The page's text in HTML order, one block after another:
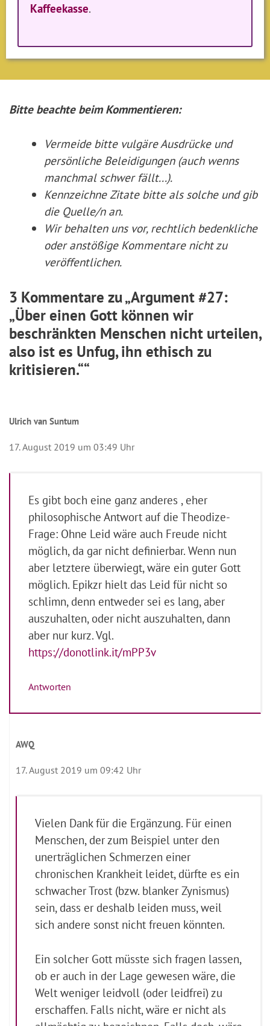
Kaffeekasse.
Bitte beachte beim Kommentieren:
Vermeide bitte vulgäre Ausdrücke und
persönliche Beleidigungen (auch wenns
manchmal schwer fällt...).
Kennzeichne Zitate bitte als solche und gib
die Quelle/n an.
Wir behalten uns vor, rechtlich bedenkliche
oder anstößige Kommentare nicht zu
veröffentlichen.
3 Kommentare zu „Argument #27:
„Über einen Gott können wir
beschränkten Menschen nicht urteilen,
also ist es Unfug, ihn ethisch zu
kritisieren.““
Ulrich van Suntum
17. August 2019 um 03:49 Uhr
Es gibt boch eine ganz anderes , eher
philosophische Antwort auf die Theodize-
Frage: Ohne Leid wäre auch Freude nicht
möglich, da gar nicht definierbar. Wenn nun
aber letztere überwiegt, wäre ein guter Gott
möglich. Epikzr hielt das Leid für nicht so
schlimn, denn entweder sei es lang, aber
auszuhalten, oder nicht auszuhalten, dann
aber nur kurz. Vgl.
https://donotlink.it/mPP3v
Antworten
AWQ
17. August 2019 um 09:42 Uhr
Vielen Dank für die Ergänzung. Für einen
Menschen, der zum Beispiel unter den
unerträglichen Schmerzen einer
chronischen Krankheit leidet, dürfte es ein
schwacher Trost (bzw. blanker Zynismus)
sein, dass er deshalb leiden muss, weil
sich andere sonst nicht freuen könnten.
Ein solcher Gott müsste sich fragen lassen,
ob er auch in der Lage gewesen wäre, die
Welt weniger leidvoll (oder leidfrei) zu
erschaffen. Falls nicht, wäre er nicht als